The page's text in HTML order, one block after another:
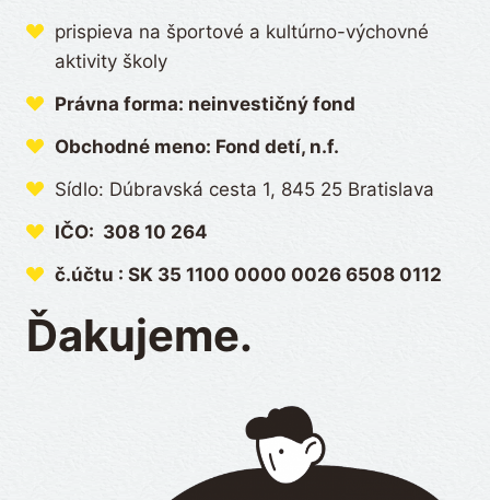
prispieva na športové a kultúrno-výchovné
aktivity školy
Právna forma: neinvestičný fond
Obchodné meno: Fond detí, n.f.
Sídlo: Dúbravská cesta 1, 845 25 Bratislava
IČO: 308 10 264
č.účtu : SK 35 1100 0000 0026 6508 0112
Ďakujeme.